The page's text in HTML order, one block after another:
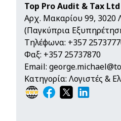
Top Pro Audit & Tax Ltd
Αρχ. Μακαρίου 99, 3020
(Παγκύπρια
Τηλέφωνα: +357
Φαξ: +357 25737870
Email:
Κατηγορία: Λογιστές &